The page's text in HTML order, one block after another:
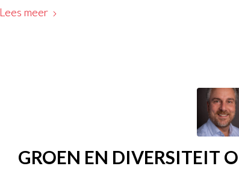
Lees meer
GROEN EN DIVERSITEIT